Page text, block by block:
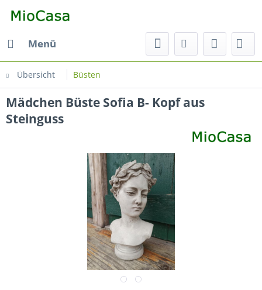
Menü
Übersicht Büsten
Mädchen Büste Sofia B- Kopf aus
Steinguss